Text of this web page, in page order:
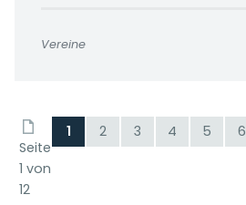
Vereine
Seite
1 von
12
1 2 3 4 5 6